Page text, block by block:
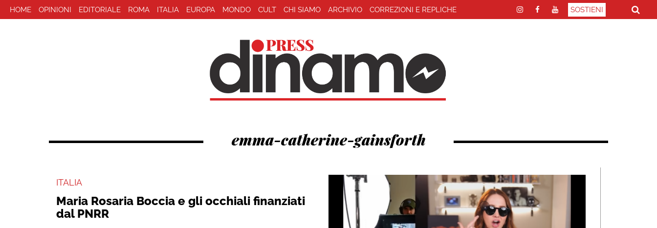
HOME OPINIONI EDITORIALE ROMA ITALIA EUROPA MONDO CULT CHI SIAMO ARCHIVIO CORREZIONI E REPLICHE SOSTIENI
emma-catherine-gainsforth
ITALIA
Maria Rosaria Boccia e gli occhiali finanziati
dal PNRR